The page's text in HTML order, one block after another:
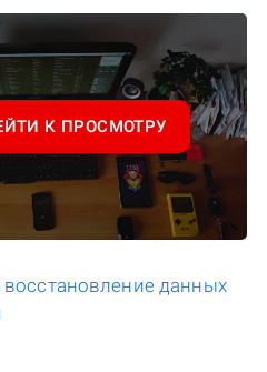
К ПРОСМОТРУ
восстановление данных